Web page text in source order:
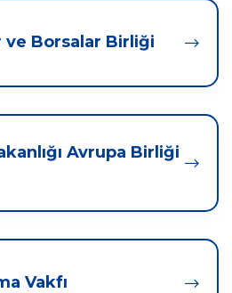
Borsalar Birliği
Avrupa Birliği
Vakfı